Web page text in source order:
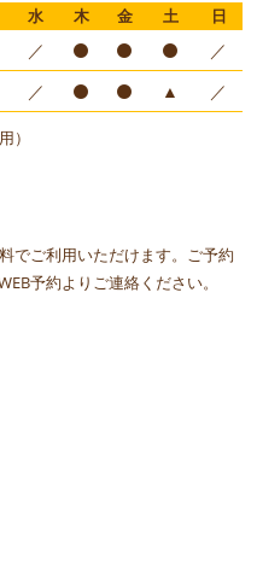
水 木 金 土
日
／ ／
／ ▲ ／
）
でご利用いただけます。ご予約
予約よりご連絡ください。